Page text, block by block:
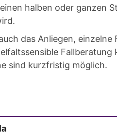
halben oder ganzen
das Anliegen,
sind kurzfristig möglich.